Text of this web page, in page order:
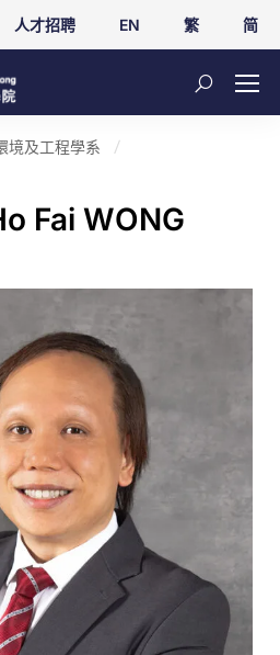
人才招聘 EN 繁 简
境及工程學系
Fai WONG